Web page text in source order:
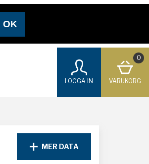
LOGGA IN
0
VARUKORG
MER DATA